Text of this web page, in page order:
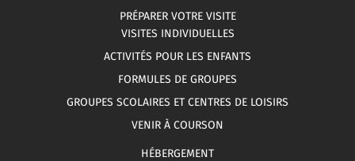
PRÉPARER VOTRE VISITE
VISITES INDIVIDUELLES
ACTIVITÉS POUR LES ENFANTS
FORMULES DE GROUPES
GROUPES SCOLAIRES ET CENTRES DE LOISIRS
VENIR À COURSON
HÉBERGEMENT